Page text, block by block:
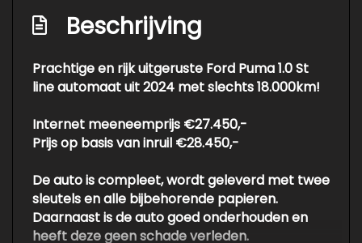
Geluidsisolerend glas
Hemelbekleding donker
Hoofd airbag(s) achter
Keyless start
Multimedia scherm standaard
Passagiersairbag
Rijstrooksensor met correctie
Rondomzicht camera
Beschrijving
Prachtige en rijk uitgeruste Ford Puma 1.0 St
line automaat uit 2024 met slechts 18.000km!
Internet meeneemprijs €27.450,-
Prijs op basis van inruil €28.450,-
De auto is compleet, wordt geleverd met twee
sleutels en alle bijbehorende papieren.
Daarnaast is de auto goed onderhouden en
heeft deze geen schade verleden.